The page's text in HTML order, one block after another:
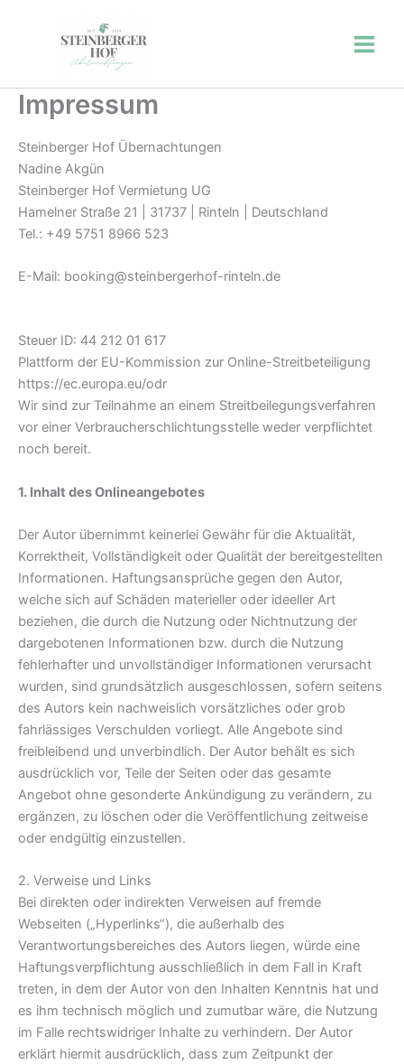
Impressum
Steinberger Hof Übernachtungen
Nadine Akgün
Steinberger Hof Vermietung UG
Hamelner Straße 21 | 31737 | Rinteln | Deutschland
Tel.: +49 5751 8966 523
E-Mail: booking@steinbergerhof-rinteln.de
Steuer ID: 44 212 01 617
Plattform der EU-Kommission zur Online-Streitbeteiligung
https://ec.europa.eu/odr
Wir sind zur Teilnahme an einem Streitbeilegungsverfahren
vor einer Verbraucherschlichtungsstelle weder verpflichtet
noch bereit.
1. Inhalt des Onlineangebotes
Der Autor übernimmt keinerlei Gewähr für die Aktualität,
Korrektheit, Vollständigkeit oder Qualität der bereitgestellten
Informationen. Haftungsansprüche gegen den Autor,
welche sich auf Schäden materieller oder ideeller Art
beziehen, die durch die Nutzung oder Nichtnutzung der
dargebotenen Informationen bzw. durch die Nutzung
fehlerhafter und unvollständiger Informationen verursacht
wurden, sind grundsätzlich ausgeschlossen, sofern seitens
des Autors kein nachweislich vorsätzliches oder grob
fahrlässiges Verschulden vorliegt. Alle Angebote sind
freibleibend und unverbindlich. Der Autor behält es sich
ausdrücklich vor, Teile der Seiten oder das gesamte
Angebot ohne gesonderte Ankündigung zu verändern, zu
ergänzen, zu löschen oder die Veröffentlichung zeitweise
oder endgültig einzustellen.
2. Verweise und Links
Bei direkten oder indirekten Verweisen auf fremde
Webseiten („Hyperlinks“), die außerhalb des
Verantwortungsbereiches des Autors liegen, würde eine
Haftungsverpflichtung ausschließlich in dem Fall in Kraft
treten, in dem der Autor von den Inhalten Kenntnis hat und
es ihm technisch möglich und zumutbar wäre, die Nutzung
im Falle rechtswidriger Inhalte zu verhindern. Der Autor
erklärt hiermit ausdrücklich, dass zum Zeitpunkt der